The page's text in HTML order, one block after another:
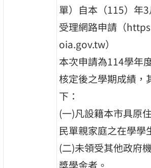
單）自本（115）年
受理網路申請（
oia.gov.tw）
本次申請為114學年
核定後之學期成績，
下：
(一)凡設籍本市具原
民單親家庭之在學學
(二)未領受其他政府
獎學金者。